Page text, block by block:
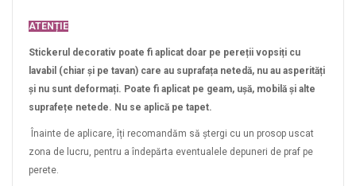
ATENȚIE
Stickerul decorativ poate fi aplicat doar pe pereții vopsiți cu
lavabil (chiar și pe tavan) care au suprafața netedă, nu au asperități
și nu sunt deformați. Poate fi aplicat pe geam, ușă, mobilă și alte
suprafețe netede. Nu se aplică pe tapet.
Înainte de aplicare, îți recomandăm să ștergi cu un prosop uscat
zona de lucru, pentru a îndepărta eventualele depuneri de praf pe
perete.